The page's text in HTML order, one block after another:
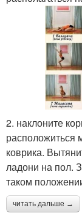
2. наклоните
расположиться
коврика.
ладони на пол.
таком
читать дальше →